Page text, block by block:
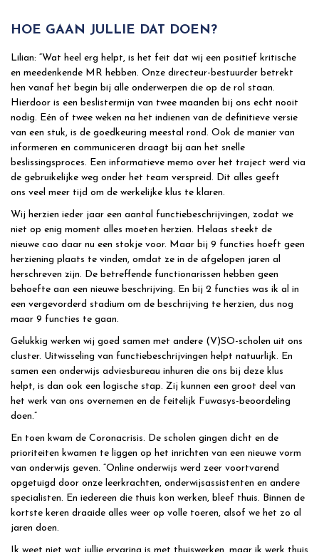
HOE GAAN JULLIE DAT DOEN?
Lilian: “Wat heel erg helpt, is het feit dat wij een positief kritische
en meedenkende MR hebben. Onze directeur-bestuurder betrekt
hen vanaf het begin bij alle onderwerpen die op de rol staan.
Hierdoor is een beslistermijn van twee maanden bij ons echt nooit
nodig. Eén of twee weken na het indienen van de definitieve versie
van een stuk, is de goedkeuring meestal rond. Ook de manier van
informeren en communiceren draagt bij aan het snelle
beslissingsproces. Een informatieve memo over het traject werd via
de gebruikelijke weg onder het team verspreid. Dit alles geeft
ons veel meer tijd om de werkelijke klus te klaren.
Wij herzien ieder jaar een aantal functiebeschrijvingen, zodat we
niet op enig moment alles moeten herzien. Helaas steekt de
nieuwe cao daar nu een stokje voor. Maar bij 9 functies hoeft geen
herziening plaats te vinden, omdat ze in de afgelopen jaren al
herschreven zijn. De betreffende functionarissen hebben geen
behoefte aan een nieuwe beschrijving. En bij 2 functies was ik al in
een vergevorderd stadium om de beschrijving te herzien, dus nog
maar 9 functies te gaan.
Gelukkig werken wij goed samen met andere (V)SO-scholen uit ons
cluster. Uitwisseling van functiebeschrijvingen helpt natuurlijk. En
samen een onderwijs adviesbureau inhuren die ons bij deze klus
helpt, is dan ook een logische stap. Zij kunnen een groot deel van
het werk van ons overnemen en de feitelijk Fuwasys-beoordeling
doen.”
En toen kwam de Coronacrisis. De scholen gingen dicht en de
prioriteiten kwamen te liggen op het inrichten van een nieuwe vorm
van onderwijs geven. “Online onderwijs werd zeer voortvarend
opgetuigd door onze leerkrachten, onderwijsassistenten en andere
specialisten. En iedereen die thuis kon werken, bleef thuis. Binnen de
kortste keren draaide alles weer op volle toeren, alsof we het zo al
jaren doen.